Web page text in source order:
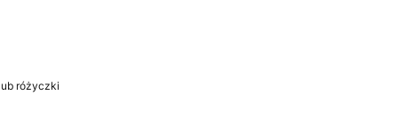
różyczki